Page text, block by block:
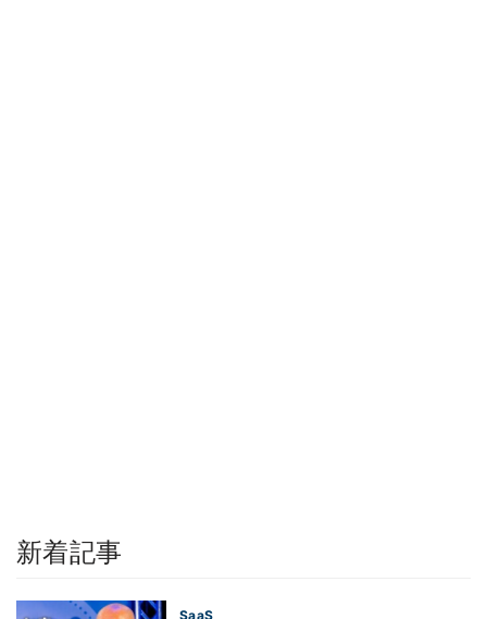
新着記事
SaaS